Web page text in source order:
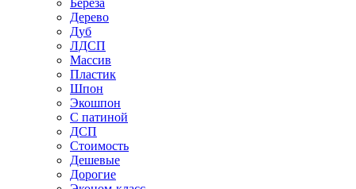
Береза
Дерево
Дуб
ЛДСП
Массив
Пластик
Шпон
Экошпон
С патиной
ДСП
Стоимость
Дешевые
Дорогие